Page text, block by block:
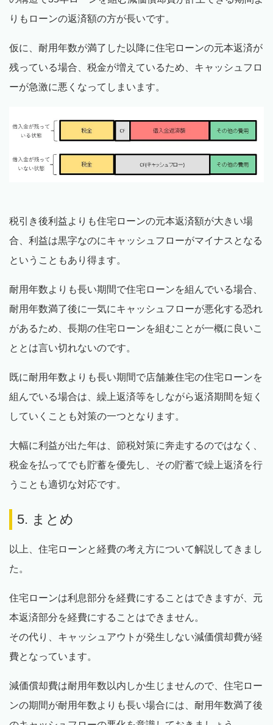
りもローンの返済額の方が長いです。
仮に、耐用年数が満了した以降に住宅ローンの元本返済が
残っている場合、税金が増えているため、キャッシュフロ
ーが急激に悪くなってしまいます。
税引き後利益よりも住宅ローンの元本返済額が大きい場
合、利益は黒字なのにキャッシュフローがマイナスとなる
ということもあり得ます。
耐用年数よりも長い期間で住宅ローンを組んでいる場合、
耐用年数満了後に一気にキャッシュフローが悪化する恐れ
があるため、長期の住宅ローンを組むことが一概に良いこ
ととは言い切れないのです。
既に耐用年数よりも長い期間で店舗兼住宅の住宅ローンを
組んでいる場合は、繰上返済等をしながら返済期間を短く
していくことも対策の一つとなります。
大幅に利益が出た年は、節税対策に奔走するのではなく、
税金を払ってでも貯蓄を優先し、その貯蓄で繰上返済を行
うことも適切な対応です。
5. まとめ
以上、住宅ローンと経費の考え方について解説してきまし
た。
住宅ローンは利息部分を経費にすることはできますが、元
本返済部分を経費にすることはできません。
その代り、キャッシュアウトが発生しない減価償却費が経
費となっています。
減価償却費は耐用年数以内しか生じませんので、住宅ロー
ンの期間が耐用年数よりも長い場合には、耐用年数満了後